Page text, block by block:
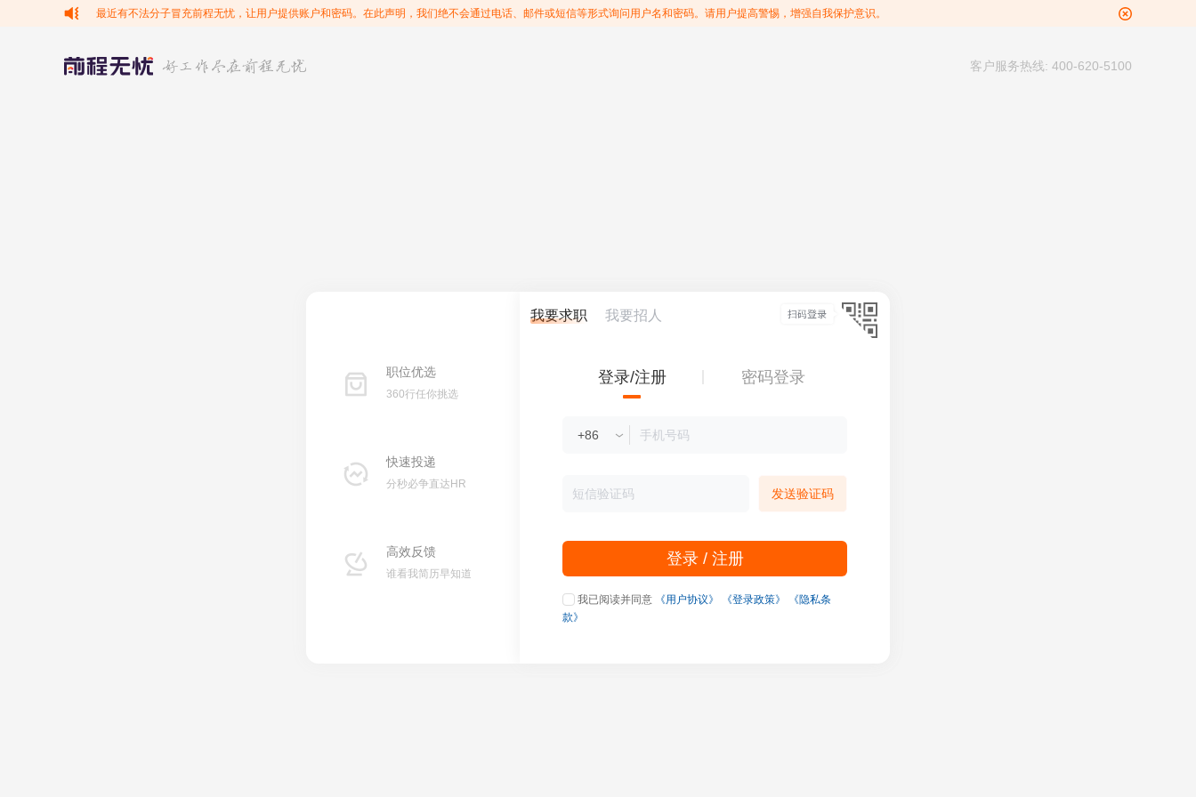
最近有不法分子冒充前程无忧，让用户提供账户和密码。在此声明，我们绝不会通过电话、邮件或短信等形式询问用户名和密码。请用户提高警惕，增强自我保护意识。
客户服务热线: 400-620-5100
职位优选
360行任你挑选
快速投递
分秒必争直达HR
高效反馈
谁看我简历早知道
我要求职 我要招人
登录/注册 密码登录
发送验证码
登录 / 注册
我已阅读并同意 《用户协议》 《登录政策》
《隐私条
款》